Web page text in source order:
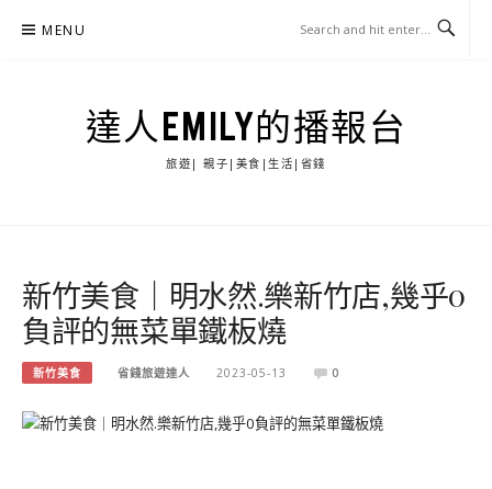
MENU
達人EMILY的播報台
旅遊| 親子|美食|生活|省錢
新竹美食｜明水然.樂新竹店,幾乎0
負評的無菜單鐵板燒
新竹美食 省錢旅遊達人 2023-05-13 0